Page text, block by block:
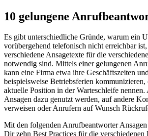
10 gelungene
Es gibt unterschiedliche Gründe, warum ein
vorübergehend telefonisch nicht erreichbar
verschiedene Ansagetexte für die
notwendig sind. Mittels einer gelungenen
kann eine Firma etwa ihre Geschäftszeiten
beispielsweise Betriebsferien
aktuelle Position in der Warteschleife
Ansagen dazu genutzt werden, auf andere
verweisen oder Anrufern auf Wunsch
Mit den folgenden Anrufbeantworter
Dir zehn Best Practices für die verschiedenen